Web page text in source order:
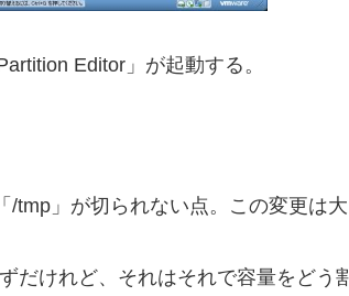
Editor」が起動する。
」が切られない点。この変更は大
だけれど、それはそれで容量をどう